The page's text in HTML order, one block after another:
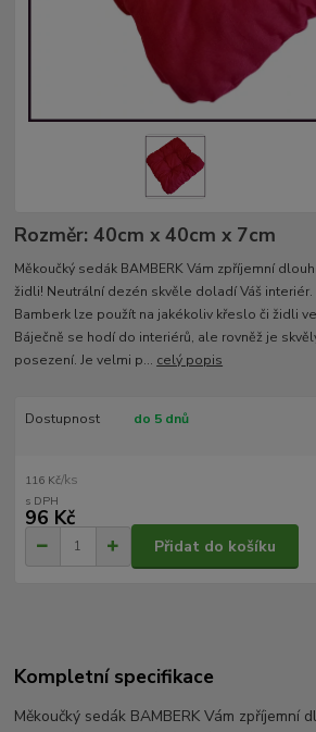
Rozměr: 40cm x 40cm x 7cm
Měkoučký sedák BAMBERK Vám zpříjemní
židli! Neutrální dezén skvěle doladí Váš
Bamberk lze použít na jakékoliv křeslo či židli
Báječně se hodí do interiérů, ale rovněž je
posezení. Je velmi p... celý popis
Dostupnost do 5 dnů
116 Kč/ks
96 Kč
Přidat do košíku
Kompletní specifikace
Měkoučký sedák BAMBERK Vám zpříjemní